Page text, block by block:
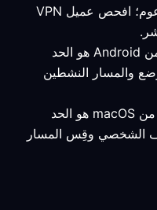
: نظام Windows مدعوم؛ افحص عميل VPN
: الإصدار 7.0 أو أحدث من Android هو الحد
والمسار النشطين
: الإصدار 10.15 أو أحدث من macOS هو الحد
الشخصي وقِس المسار